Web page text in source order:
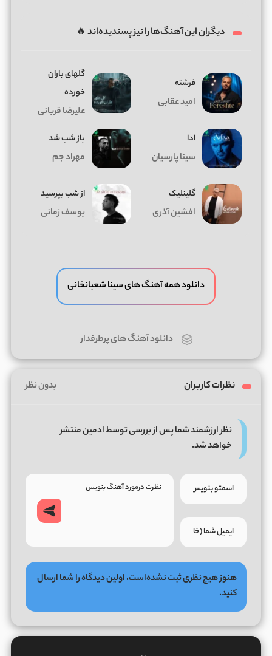
دیگران این آهنگ‌ها را نیز پسندیده‌اند 🔥
فرشته
امید عقابی
گلهای باران
خورده
علیرضا قربانی
ادا
سینا پارسیان
باز شب شد
مهراد جم
گلینلیک
افشین آذری
از شب بپرسید
یوسف زمانی
دانلود همه آهنگ های سینا شعبانخانی
دانلود آهنگ های پرطرفدار
نظرات کاربران بدون نظر
نظر ارزشمند شما پس از بررسی توسط ادمین منتشر
خواهد شد.
هنوز هیچ نظری ثبت نشده‌است، اولین دیدگاه را شما ارسال
کنید.